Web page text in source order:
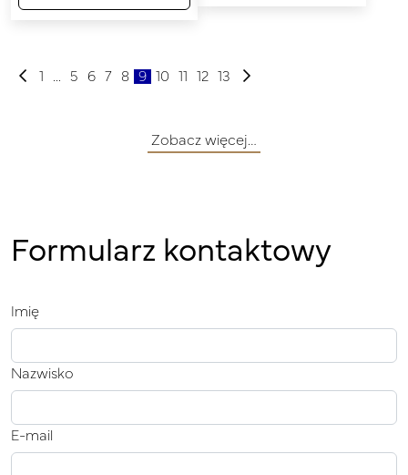
1 5 6 7 8 9 10 11 12 13
Zobacz więcej…
Formularz kontaktowy
Imię
Nazwisko
E-mail